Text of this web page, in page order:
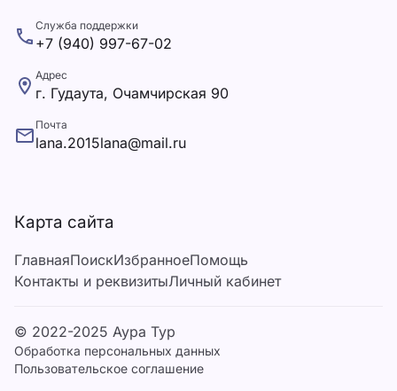
Карта сайта
ГлавнаяПоискИзбранноеПомощь
Контакты и реквизитыЛичный кабинет
Служба поддержки
+7 (940) 997-67-02
Адрес
г. Гудаута, Очамчирская 90
Почта
lana.2015lana@mail.ru
© 2022-2025 Аура Тур
Обработка персональных данных
Пользовательское соглашение